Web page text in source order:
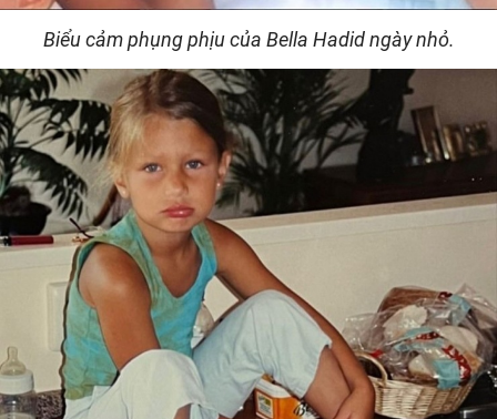
Biểu cảm phụng phịu của Bella Hadid ngày nhỏ.